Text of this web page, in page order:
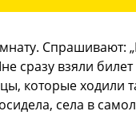
Спрашивают:
сразу взяли билет
которые ходили
села в